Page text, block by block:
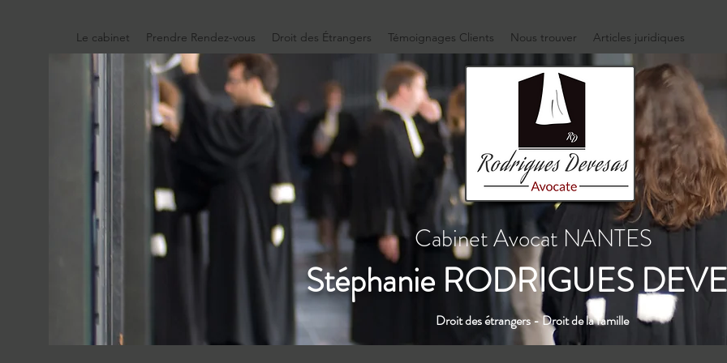
Le cabinet Prendre Rendez-vous Droit des Étrangers Témoignages Clients Nous trouver Articles juridiques
Cabinet Avocat NANTES
Stéphanie RODRIGUES
Droit des étrangers - Droit de la famille